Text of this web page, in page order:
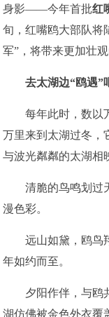
身影——今年首批红
旬，红嘴鸥大部队将
军”，将带来更加壮观
去太湖边“鸥遇”
每年此时，数以万
万里来到太湖过冬，
与波光粼粼的太湖相
清脆的鸟鸣划过天
漫色彩。
远山如黛，鸥鸟翔
年如约而至。
夕阳作伴，与鸥共
湖仿佛被金色外衣覆